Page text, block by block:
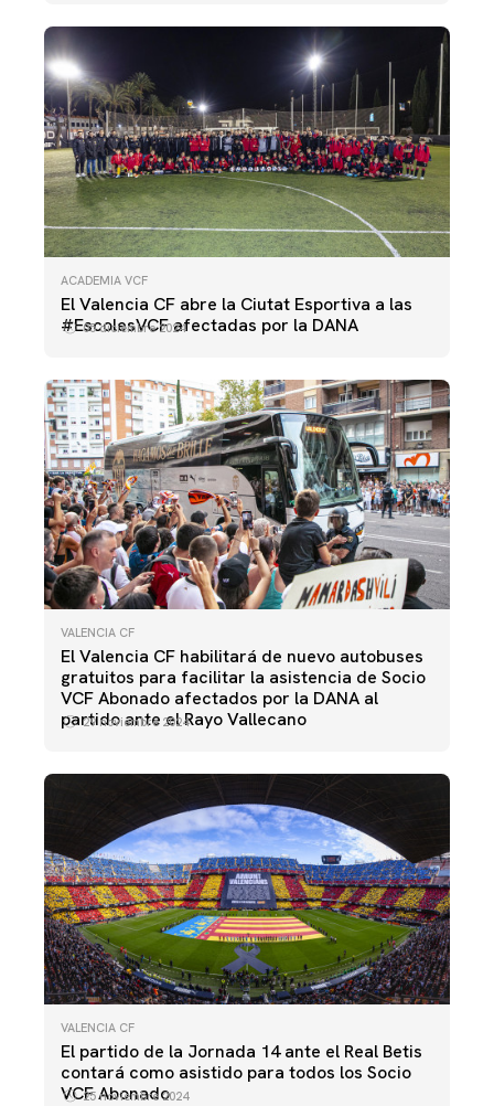
ACADEMIA VCF
El Valencia CF abre la Ciutat Esportiva a las
#EscolesVCF afectadas por la DANA
05 diciembre 2024
VALENCIA CF
El Valencia CF habilitará de nuevo autobuses
gratuitos para facilitar la asistencia de Socio
VCF Abonado afectados por la DANA al
partido ante el Rayo Vallecano
29 noviembre 2024
VALENCIA CF
El partido de la Jornada 14 ante el Real Betis
contará como asistido para todos los Socio
VCF Abonado
25 noviembre 2024